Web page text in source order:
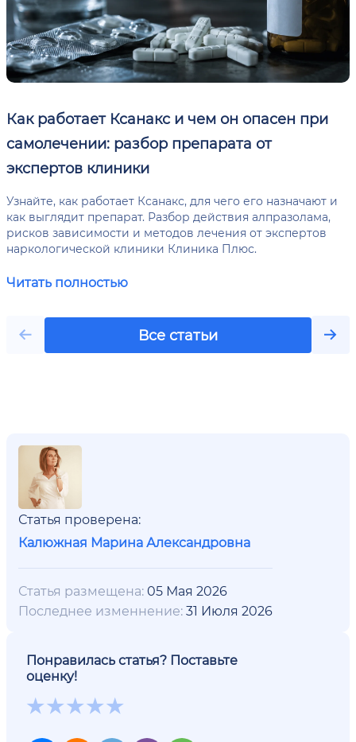
Как работает Ксанакс и чем он опасен при
самолечении: разбор препарата от
экспертов клиники
Узнайте, как работает Ксанакс, для чего его назначают и
как выглядит препарат. Разбор действия алпразолама,
рисков зависимости и методов лечения от экспертов
наркологической клиники Клиника Плюс.
Читать полностью
Все статьи
Статья проверена:
Калюжная Марина Александровна
Статья размещена:05 Мая 2026
Последнее изменнение:31 Июля 2026
Понравилась статья? Поставьте
оценку!